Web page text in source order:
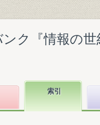
ク『情報の
索引